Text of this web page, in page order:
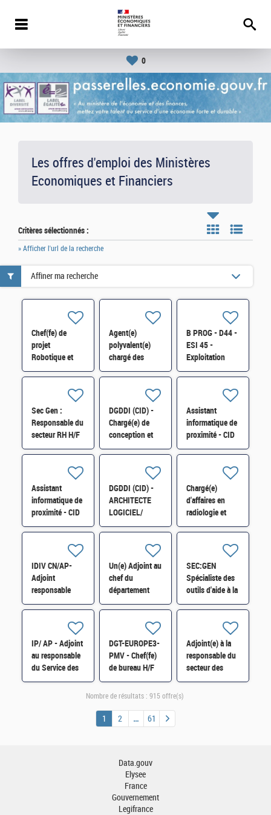
0
Les offres d'emploi des Ministères
Economiques et Financiers
Critères sélectionnés :
» Afficher l'url de la recherche
Chef(fe) de
projet
Robotique et
Industrie du
SDTME-081 H/F
Agent(e)
polyvalent(e)
chargé des
fonctions de
d'accueil, de
courrier et de
manutention
(H/F)
B PROG - D44 -
ESI 45 -
Exploitation
applicative H/F
Sec Gen :
Responsable du
secteur RH H/F
DGDDI (CID) -
Chargé(e) de
conception et
de
Assistant
informatique de
proximité - CID
34 -B PAU -
Assistant
informatique de
proximité - CID
34 - B - PAU -
DGDDI (CID) -
ARCHITECTE
LOGICIEL/
GESTIONNAIRE
Chargé(e)
d'affaires en
radiologie et
physique
IDIV CN/AP-
Adjoint
responsable
division
Humaines -
Formation
Professionnelle
H/F
Un(e) Adjoint au
chef du
département
Comptabilité
SEC:GEN
Spécialiste des
outils d'aide à la
traduction H/F
IP/ AP - Adjoint
au responsable
du Service des
Impôts des
DGT-EUROPE3-
PMV - Chef(fe)
de bureau H/F
Adjoint(e) à la
responsable du
secteur des
distinctions
Affiner ma recherche
Nombre de résultats : 915 offre(s)
1 2 61
Data.gouv
Elysee
France
Gouvernement
Legifrance